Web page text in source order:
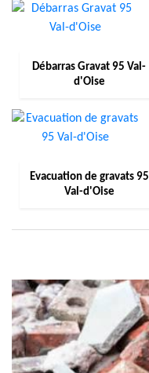
Débarras Gravat 95 Val-
d'Oise
Evacuation de gravats 95
Val-d'Oise